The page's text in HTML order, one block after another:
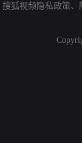
搜狐视频隐私政策、